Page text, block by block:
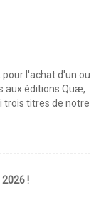
pour l'achat d'un ou
aux éditions Quæ,
trois titres de notre
2026 !